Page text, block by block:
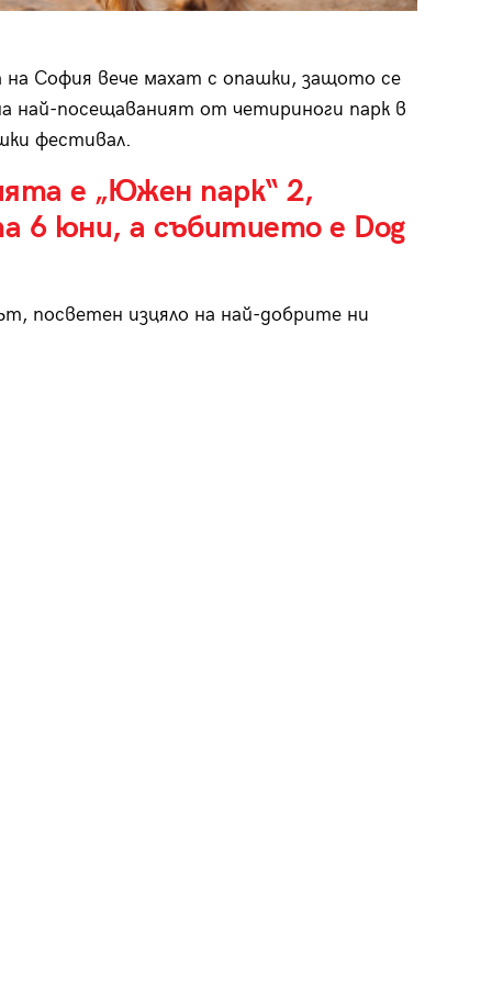
София вече махат с опашки, защото се
най-посещаваният от четириноги парк в
фестивал.
е „Южен парк“ 2,
6 юни, а събитието е Dog
посветен изцяло на най-добрите ни